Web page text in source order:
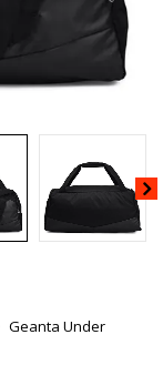
Geanta Under